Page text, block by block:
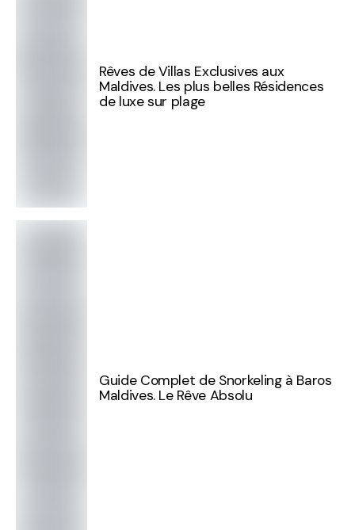
Rêves de Villas Exclusives aux
Maldives. Les plus belles Résidences
de luxe sur plage
Guide Complet de Snorkeling à Baros
Maldives. Le Rêve Absolu